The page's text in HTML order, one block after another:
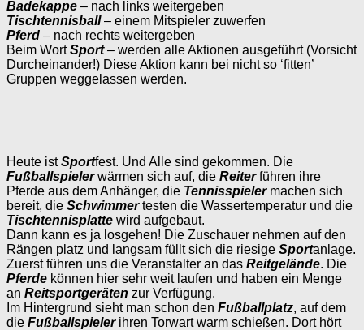
Badekappe – nach links weitergeben
Tischtennisball– einem Mitspieler zuwerfen
Pferd – nach rechts weitergeben
Beim WortSport– werden alle Aktionen ausgeführt (Vorsicht
Durcheinander!) Diese Aktion kann bei nicht so ‘fitten’
Gruppen weggelassen werden.
Heute istSportfest. Und Alle sind gekommen. Die
Fußballspielerwärmen sich auf, die Reiterführen ihre
Pferde aus dem Anhänger, die Tennisspielermachen sich
bereit, die Schwimmertesten die Wassertemperatur und die
Tischtennisplatte wird aufgebaut.
Dann kann es ja losgehen! Die Zuschauer nehmen auf den
Rängen platz und langsam füllt sich die riesige Sportanlage.
Zuerst führen uns die Veranstalter an das Reitgelände. Die
Pferde können hier sehr weit laufen und haben ein Menge
an Reitsportgeräten zur Verfügung.
Im Hintergrund sieht man schon den Fußballplatz, auf dem
die Fußballspielerihren Torwart warm schießen. Dort hört